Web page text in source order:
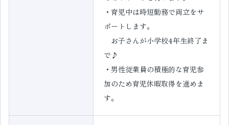
・育児中は時短勤務で両立をサ
ポートします。
お子さんが小学校4年生終了ま
で♪
・男性従業員の積極的な育児参
加のため育児休暇取得を進めま
す。